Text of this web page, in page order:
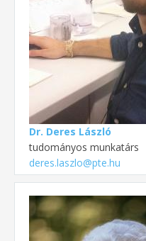
Dr. Deres László
tudományos munkatárs
deres.laszlo@pte.hu